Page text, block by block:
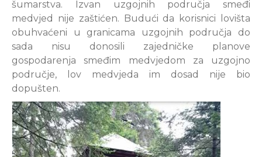
šumarstva. Izvan uzgojnih područja smeđi
medvjed nije zaštićen. Budući da korisnici lovišta
obuhvaćeni u granicama uzgojnih područja do
sada nisu donosili zajedničke planove
gospodarenja smeđim medvjedom za uzgojno
područje, lov medvjeda im dosad nije bio
dopušten.